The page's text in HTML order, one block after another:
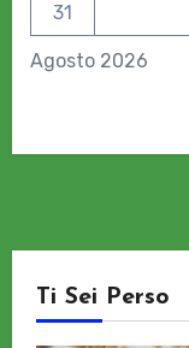
Agosto 2026
31
Ti Sei Perso